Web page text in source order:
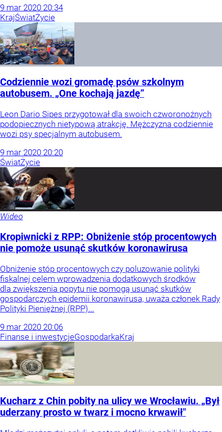
9 mar 2020 20:34
KrajŚwiatŻycie
Codziennie wozi gromadę psów szkolnym
autobusem. „One kochają jazdę”
Leon Dario Sipes przygotował dla swoich czworonożnych
podopiecznych nietypową atrakcję. Mężczyzna codziennie
wozi psy specjalnym autobusem.
9 mar 2020 20:20
ŚwiatŻycie
Wideo
Kropiwnicki z RPP: Obniżenie stóp procentowych
nie pomoże usunąć skutków koronawirusa
Obniżenie stóp procentowych czy poluzowanie polityki
fiskalnej celem wprowadzenia dodatkowych środków
dla zwiększenia popytu nie pomogą usunąć skutków
gospodarczych epidemii koronawirusa, uważa członek Rady
Polityki Pieniężnej (RPP)...
9 mar 2020 20:06
Finanse i inwestycjeGospodarkaKraj
Kucharz z Chin pobity na ulicy we Wrocławiu. „Był
uderzany prosto w twarz i mocno krwawił"